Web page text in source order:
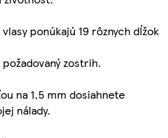
ponúkajú 19 rôznych dĺžok
zostrih.
na 1,5 mm dosiahnete
nálady.